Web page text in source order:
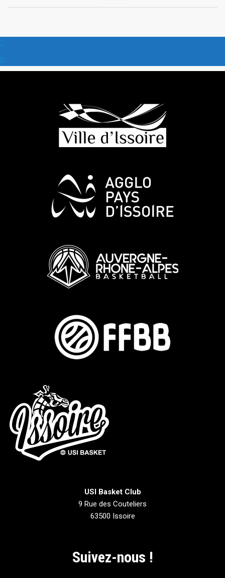
USI Basket Club
9 Rue des Couteliers
63500 Issoire
Suivez-nous !